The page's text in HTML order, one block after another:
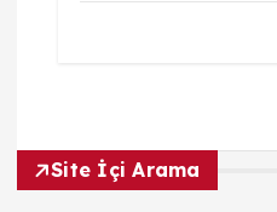
Site İçi Arama